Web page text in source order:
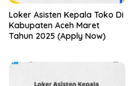
Loker Asisten Kepala Toko Di
Kabupaten Aceh Maret
Tahun 2025 (Apply Now)